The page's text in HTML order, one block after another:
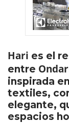
Hari es el
entre
inspirada
textiles,
elegante,
espacios